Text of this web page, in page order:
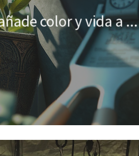
entorno adecuado